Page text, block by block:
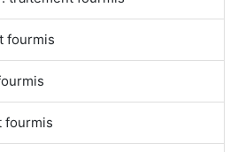
fourmis
fourmis